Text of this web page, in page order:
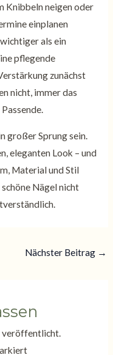
Knibbeln neigen oder
einplanen
als ein
pflegende
zunächst
nicht, immer das
großer Sprung sein.
eleganten Look – und
Material und Stil
Nägel nicht
Nächster Beitrag →
veröffentlicht.